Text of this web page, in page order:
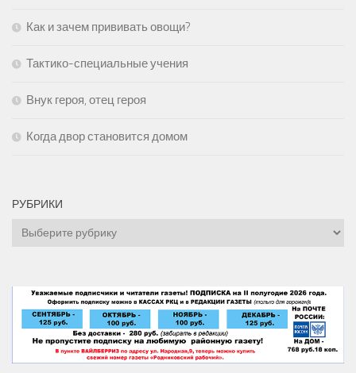
Как и зачем прививать овощи?
Тактико-специальные учения
Внук героя, отец героя
Когда двор становится домом
РУБРИКИ
Рубрики